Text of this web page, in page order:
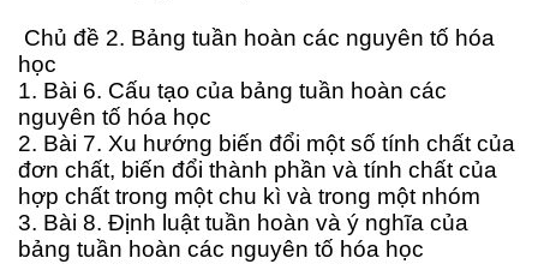
Chủ đề 2. Bảng tuần hoàn các nguyên tố hóa
học
1. Bài 6. Cấu tạo của bảng tuần hoàn các
nguyên tố hóa học
2. Bài 7. Xu hướng biến đổi một số tính chất của
đơn chất, biến đổi thành phần và tính chất của
hợp chất trong một chu kì và trong một nhóm
3. Bài 8. Định luật tuần hoàn và ý nghĩa của
bảng tuần hoàn các nguyên tố hóa học